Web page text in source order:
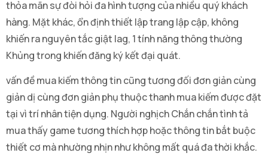
thỏa mãn sự đòi hỏi đa hình tượng của nhiều quý khách
hàng. Mặt khác, ổn định thiết lập trang lập cập, không
khiến ra nguyên tắc giật lag, 1 tính năng thông thường
Khủng trong khiến đăng ký kết đại quát.
vấn đề mua kiếm thông tin cũng tương đối đơn giản cùng
giản dị cùng đơn giản phụ thuộc thanh mua kiếm được đặt
tại vì trí nhân tiện dụng. Người nghịch Chắn chắn tình tả
mua thấy game tương thích hợp hoặc thông tin bắt buộc
thiết cơ mà nhường nhịn như không mất quá đa thời khắc.